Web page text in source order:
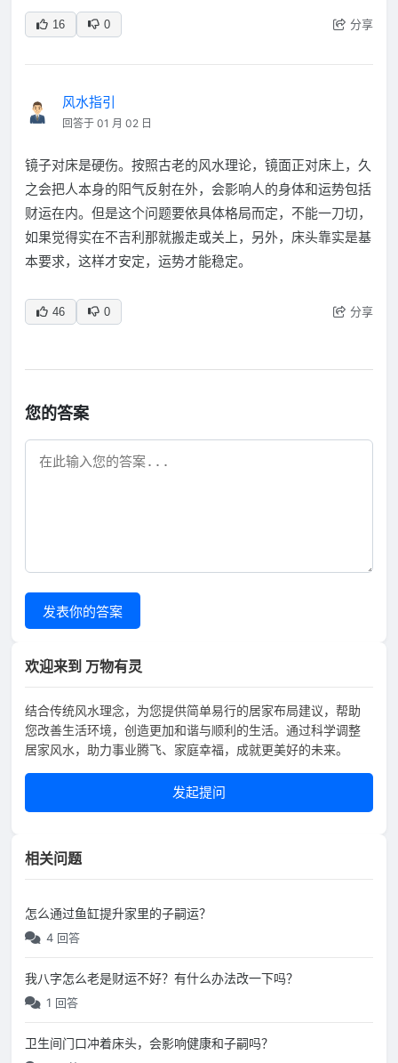
16 0 分享
风水指引
回答于 01 月 02 日
镜子对床是硬伤。按照古老的风水理论，镜面正对床上，久
之会把人本身的阳气反射在外，会影响人的身体和运势包括
财运在内。但是这个问题要依具体格局而定，不能一刀切，
如果觉得实在不吉利那就搬走或关上，另外，床头靠实是基
本要求，这样才安定，运势才能稳定。
46 0 分享
您的答案
发表你的答案
欢迎来到 万物有灵
结合传统风水理念，为您提供简单易行的居家布局建议，帮助
您改善生活环境，创造更加和谐与顺利的生活。通过科学调整
居家风水，助力事业腾飞、家庭幸福，成就更美好的未来。
发起提问
相关问题
怎么通过鱼缸提升家里的子嗣运？
4 回答
我八字怎么老是财运不好？有什么办法改一下吗？
1 回答
卫生间门口冲着床头，会影响健康和子嗣吗？